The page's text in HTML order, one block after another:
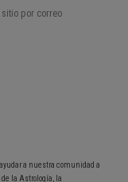
a nuestra comunidad a
la Astrología, la